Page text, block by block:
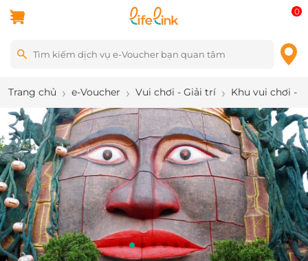
0
Trang chủ e-Voucher Vui chơi - Giải trí Khu vui chơi -
2/7